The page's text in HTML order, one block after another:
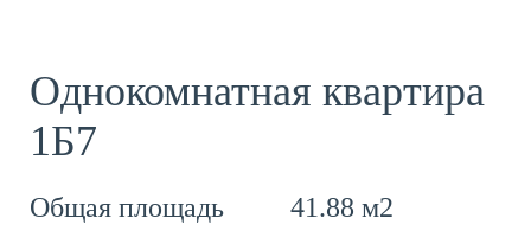
Однокомнатная квартира
1Б7
Общая площадь
41.88 м2